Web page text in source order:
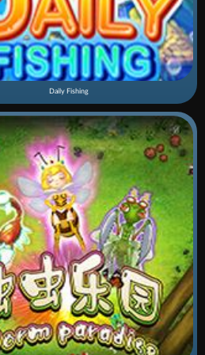
Daily Fishing